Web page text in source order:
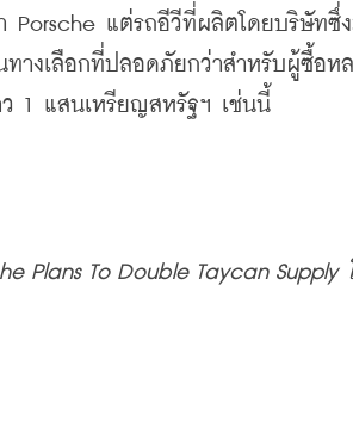
Porsche แต่รถอีวีที่ผลิตโดยบริษัทซึ่
ทางเลือกที่ปลอดภัยกว่าสำหรับผู้ซื้อห
1 แสนเหรียญสหรัฐฯ เช่นนี้
Plans To Double Taycan Supply